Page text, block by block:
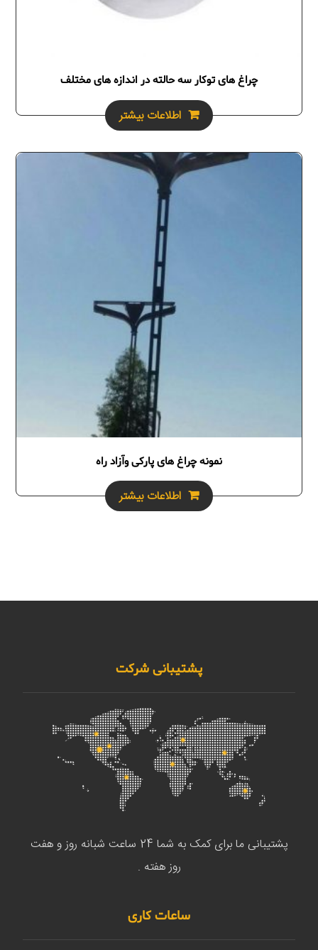
چراغ های توکار سه حالته در اندازه های مختلف
اطلاعات بیشتر
نمونه چراغ های پارکی وآزاد راه
اطلاعات بیشتر
پشتیبانی شرکت
پشتیبانی ما برای کمک به شما 24 ساعت شبانه روز و هفت
روز هفته .
ساعات کاری